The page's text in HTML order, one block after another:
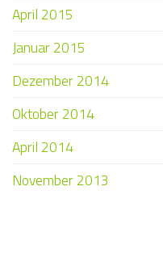
April 2015
Januar 2015
Dezember 2014
Oktober 2014
April 2014
November 2013